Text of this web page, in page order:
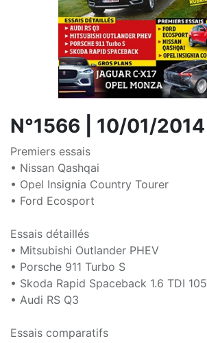
N°1566 | 10/01/2014
Premiers essais
• Nissan Qashqai
• Opel Insignia Country Tourer
• Ford Ecosport
Essais détaillés
• Mitsubishi Outlander PHEV
• Porsche 911 Turbo S
• Skoda Rapid Spaceback 1.6 TDI 105
• Audi RS Q3
Essais comparatifs